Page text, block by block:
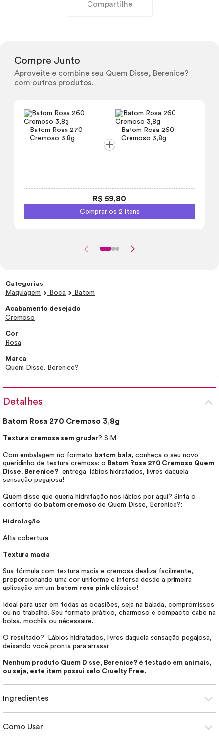
Compartilhe
Compre Junto
Aproveite e combine seu Quem Disse, Berenice?
com outros produtos.
Batom Rosa 270
Cremoso 3,8g
Batom Rosa 260
Cremoso 3,8g
R$ 59,80
Comprar os 2 itens
Categorias
Maquiagem
Boca Batom
Acabamento desejado
Cremoso
Cor
Rosa
Marca
Quem Disse, Berenice?
Detalhes
Batom Rosa 270 Cremoso 3,8g
Textura cremosa sem grudar? SIM
Com embalagem no formato batom bala, conheça o seu novo
queridinho de textura cremosa: o Batom Rosa 270 Cremoso Quem
Disse, Berenice? entrega lábios hidratados, livres daquela
sensação pegajosa!
Quem disse que queria hidratação nos lábios por aqui? Sinta o
conforto do batom cremoso de Quem Disse, Berenice?:
Hidratação
Alta cobertura
Textura macia
Sua fórmula com textura macia e cremosa desliza facilmente,
proporcionando uma cor uniforme e intensa desde a primeira
aplicação em um batom rosa pink clássico!
Ideal para usar em todas as ocasiões, seja na balada, compromissos
ou no trabalho. Seu formato prático, charmoso e compacto cabe na
bolsa, mochila ou nécessaire.
O resultado? Lábios hidratados, livres daquela sensação pegajosa,
deixando você pronta para arrasar.
Nenhum produto Quem Disse, Berenice? é testado em animais,
ou seja, este item possui selo Cruelty Free.
Ingredientes
Como Usar